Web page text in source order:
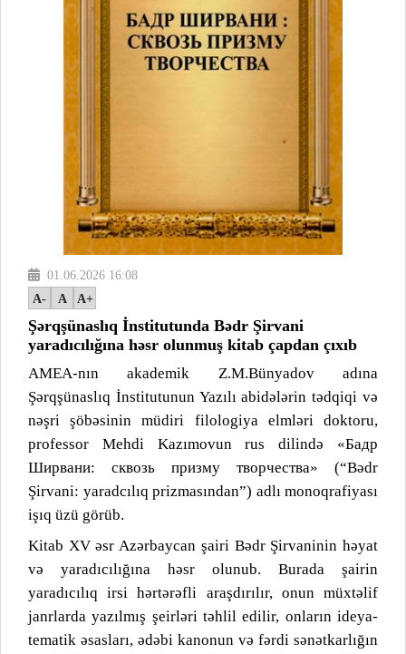
01.06.2026 16:08
A-
A A+
Şərqşünaslıq İnstitutunda Bədr Şirvani
yaradıcılığına həsr olunmuş kitab çapdan çıxıb
AMEA-nın akademik Z.M.Bünyadov adına
Şərqşünaslıq İnstitutunun Yazılı abidələrin tədqiqi və
nəşri şöbəsinin müdiri filologiya elmləri doktoru,
professor Mehdi Kazımovun rus dilində «Бадр
Ширвани: сквозь призму творчества» (“Bədr
Şirvani: yaradcılıq prizmasından”) adlı monoqrafiyası
işıq üzü görüb.
Kitab XV əsr Azərbaycan şairi Bədr Şirvaninin həyat
və yaradıcılığına həsr olunub. Burada şairin
yaradıcılıq irsi hərtərəfli araşdırılır, onun müxtəlif
janrlarda yazılmış şeirləri təhlil edilir, onların ideya-
tematik əsasları, ədəbi kanonun və fərdi sənətkarlığın